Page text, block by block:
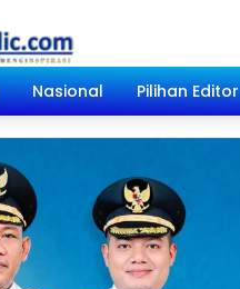
Nasional Pilihan Editor